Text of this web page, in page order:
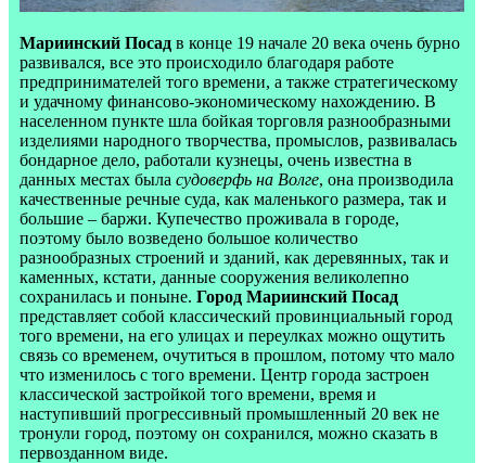
Мариинский Посад в конце 19 начале 20 века очень бурно
развивался, все это происходило благодаря работе
предпринимателей того времени, а также стратегическому
и удачному финансово-экономическому нахождению. В
населенном пункте шла бойкая торговля разнообразными
изделиями народного творчества, промыслов, развивалась
бондарное дело, работали кузнецы, очень известна в
данных местах была судоверфь на Волге, она производила
качественные речные суда, как маленького размера, так и
большие – баржи. Купечество проживала в городе,
поэтому было возведено большое количество
разнообразных строений и зданий, как деревянных, так и
каменных, кстати, данные сооружения великолепно
сохранилась и поныне. Город Мариинский Посад
представляет собой классический провинциальный город
того времени, на его улицах и переулках можно ощутить
связь со временем, очутиться в прошлом, потому что мало
что изменилось с того времени. Центр города застроен
классической застройкой того времени, время и
наступивший прогрессивный промышленный 20 век не
тронули город, поэтому он сохранился, можно сказать в
первозданном виде.